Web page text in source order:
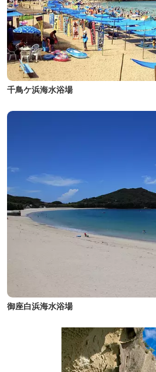
千鳥ケ浜海水浴場
御座白浜海水浴場